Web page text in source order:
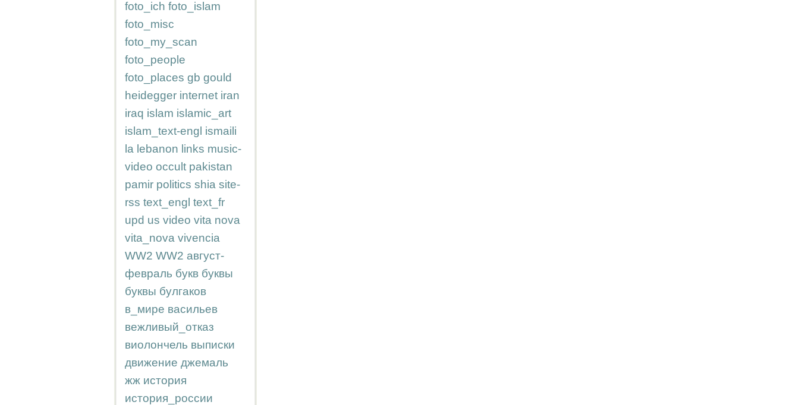
foto_ich foto_islam
foto_misc
foto_my_scan
foto_people
foto_places gb gould
heidegger internet iran
iraq islam islamic_art
islam_text-engl ismaili
la lebanon links music-
video occult pakistan
pamir politics shia site-
rss text_engl text_fr
upd us video vita nova
vita_nova vivencia
WW2 WW2 август-
февраль букв буквы
буквы булгаков
в_мире васильев
вежливый_отказ
виолончель выписки
движение джемаль
жж история
история_россии